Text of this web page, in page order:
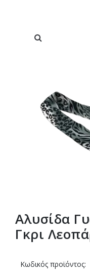
Αλυσίδα
Γκρι
Κωδικός προϊόντος: